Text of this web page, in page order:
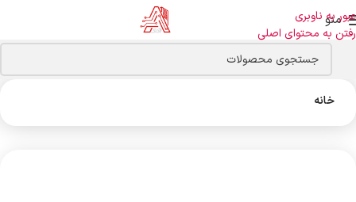
عبور به ناوبری
رفتن به محتوای اصلی
منو
خانه